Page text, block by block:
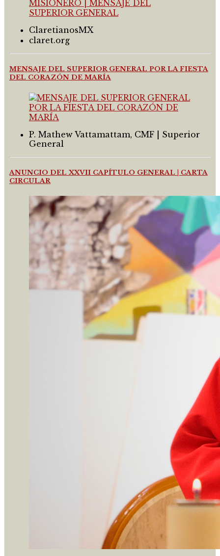
ClaretianosMX
claret.org
MENSAJE DEL SUPERIOR GENERAL POR LA FIESTA
DEL CORAZÓN DE MARÍA
P. Mathew Vattamattam, CMF | Superior
General
ANUNCIO DEL XXVII CAPÍTULO GENERAL | CARTA
CIRCULAR